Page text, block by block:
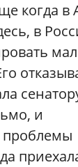
когда в
в
и
проблемы